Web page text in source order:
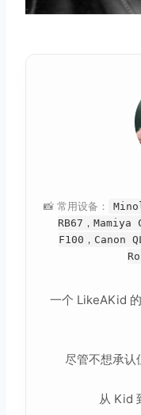
📸 常用设备：
RB67，
F100，Canon
一个 LikeAKid
尽管不想承认
从 Kid